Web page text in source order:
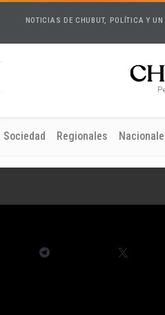
NOTICIAS DE CHUBUT, POLÍTICA Y
Sociedad Regionales